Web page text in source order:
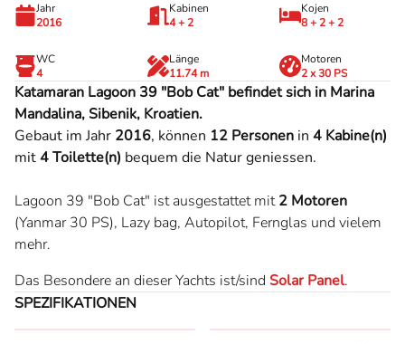
Jahr
2016
Kabinen
4 + 2
Kojen
8 + 2 + 2
WC
4
Länge
11.74 m
Motoren
2 x 30 PS
Katamaran Lagoon 39 "Bob Cat" befindet sich in Marina
Mandalina, Sibenik, Kroatien.
Gebaut im Jahr 2016, können 12 Personen in 4 Kabine(n)
mit4 Toilette(n) bequem die Natur geniessen.
Lagoon 39 "Bob Cat" ist ausgestattet mit2 Motoren
(Yanmar 30 PS), Lazy bag, Autopilot, Fernglas und vielem
mehr.
Das Besondere an dieser Yachts ist/sind Solar Panel.
SPEZIFIKATIONEN